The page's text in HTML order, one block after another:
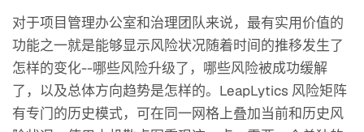
对于项目管理办公室和治理团队来说，最有实用价值的
功能之一就是能够显示风险状况随着时间的推移发生了
怎样的变化--哪些风险升级了，哪些风险被成功缓解
了，以及总体方向趋势是怎样的。LeapLytics 风险矩阵
有专门的历史模式，可在同一网格上叠加当前和历史风